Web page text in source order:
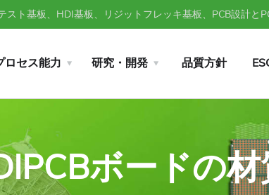
ト基板、HDI基板、リジットフレッキ基板、PCB設計と
ロセス能力 研究・開発 品質方針
ボードの